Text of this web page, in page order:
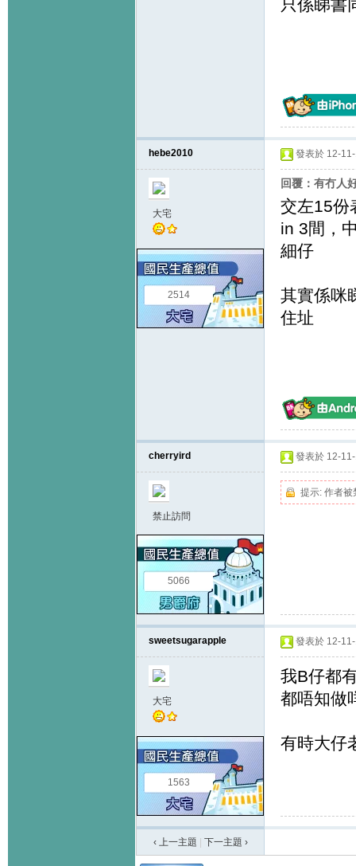
只係睇書
hebe2010
大宅
2514
發表於 12-
回覆：有冇人
交左15份
in 3間，
細仔
其實係咪
住址
cherryird
禁止訪問
5066
發表於 12-
提示: 作者被
sweetsugarapple
大宅
1563
發表於 12-
我B仔都
都唔知做
有時大仔
‹ 上一主題 下一主題 ›